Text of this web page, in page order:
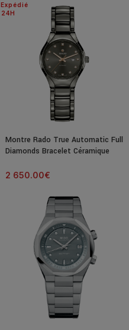
24H
Expédié
Montre Rado True Automatic Full
Diamonds Bracelet Céramique
2 650.00€